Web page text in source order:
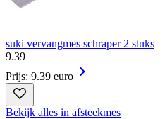
suki vervangmes schraper 2 stuks
9.39
Prijs: 9.39 euro
Bekijk alles in afsteekmes